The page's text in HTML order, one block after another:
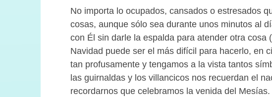
No importa lo ocupados, cansados o estresados
cosas, aunque sólo sea durante unos minutos al
con Él sin darle la espalda para atender otra
Navidad puede ser el más difícil para hacerlo, en
tan profusamente y tengamos a la vista tantos
las guirnaldas y los villancicos nos recuerdan el
recordarnos que celebramos la venida del